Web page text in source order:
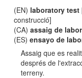
(EN) laboratory test
construcció]
(CA)assaig de
(ES)ensayo de
Assaig que es
després de
terreny.